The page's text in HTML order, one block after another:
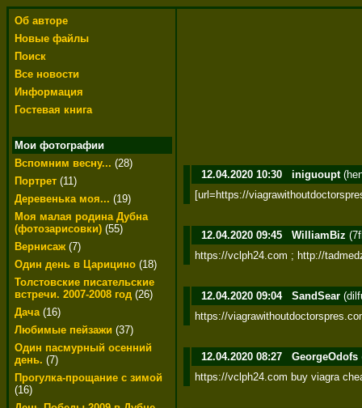
Об авторе
Новые файлы
Поиск
Все новости
Информация
Гостевая книга
Мои фотографии
Вспомним весну... (28)
Портрет (11)
Деревенька моя... (19)
Моя малая родина Дубна
(фотозарисовки) (55)
Вернисаж (7)
Один день в Царицино (18)
Толстовские писательские
встречи. 2007-2008 год (26)
Дача(16)
Любимые пейзажи (37)
Один пасмурный осенний
день. (7)
Прогулка-прощание с зимой
(16)
12.04.2020 10:30 iniguoupt
[url=https://
12.04.2020 09:45 WilliamBiz
https://vclph24.com ; http://
12.04.2020 09:04 SandSear
https://
12.04.2020 08:27 GeorgeOdofs
https://vclph24.com buy viagra